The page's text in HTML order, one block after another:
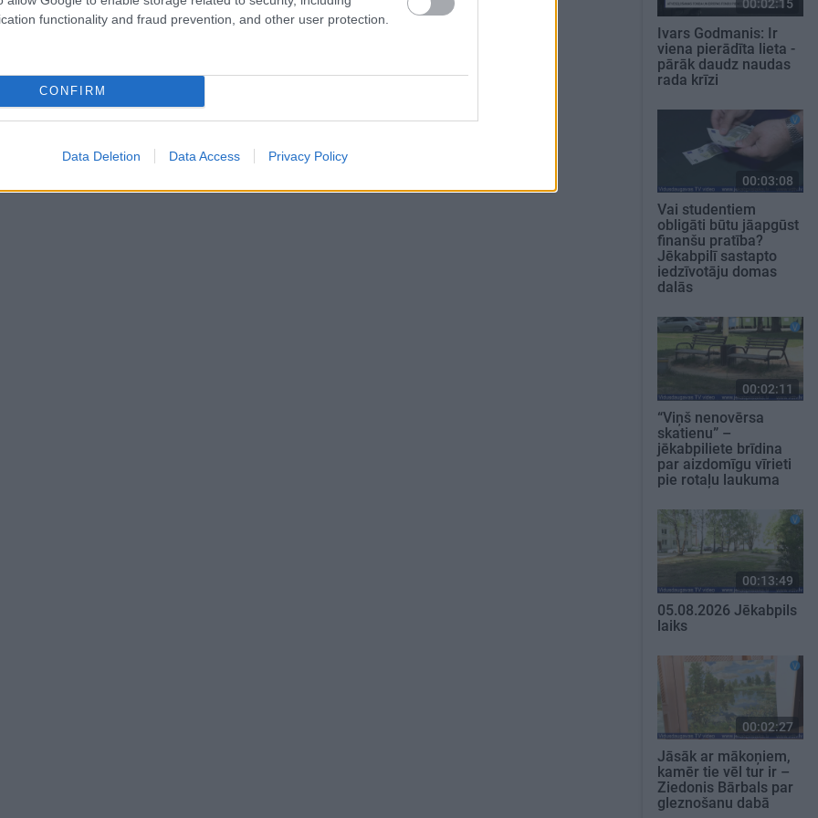
functionality and fraud prevention, and other user protection.
CONFIRM
Data Deletion Data Access Privacy Policy
00:02:15
Ivars Godmanis: Ir
viena pierādīta lieta -
pārāk daudz naudas
rada krīzi
00:03:08
Vai studentiem
obligāti būtu jāapgūst
finanšu pratība?
Jēkabpilī sastapto
iedzīvotāju domas
dalās
00:02:11
“Viņš nenovērsa
skatienu” –
jēkabpiliete brīdina
par aizdomīgu vīrieti
pie rotaļu laukuma
00:13:49
05.08.2026 Jēkabpils
laiks
00:02:27
Jāsāk ar mākoņiem,
kamēr tie vēl tur ir –
Ziedonis Bārbals par
gleznošanu dabā